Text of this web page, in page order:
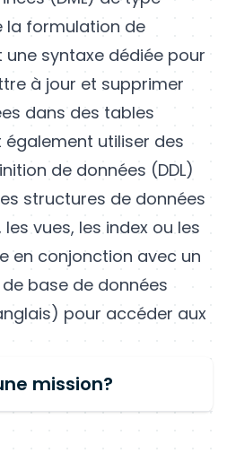
la formulation de
syntaxe dédiée pour
à jour et supprimer
dans des tables
également utiliser des
de données (DDL)
structures de données
vues, les index ou les
en conjonction avec un
base de données
pour accéder aux
mission?